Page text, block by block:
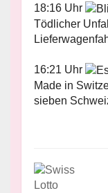
18:16 Uhr
Tödlicher
16:21 Uhr
Made in
sieben